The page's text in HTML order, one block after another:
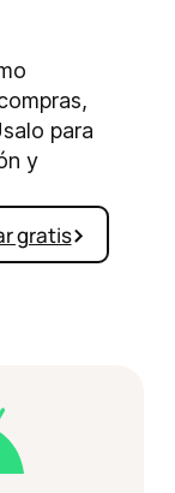
para
y
gratis